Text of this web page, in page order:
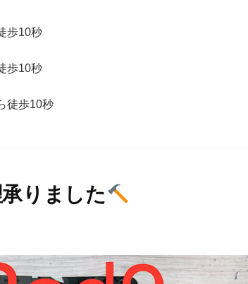
歩10秒
歩10秒
徒歩10秒
りました